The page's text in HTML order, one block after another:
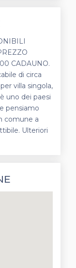
CADAUNO.
di circa
villa singola,
uno dei paesi
pensiamo
comune a
Ulteriori